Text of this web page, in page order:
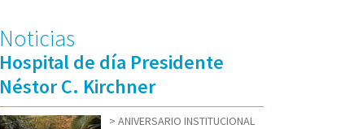
Noticias
Hospital de día Presidente
Néstor C. Kirchner
ANIVERSARIO INSTITUCIONAL